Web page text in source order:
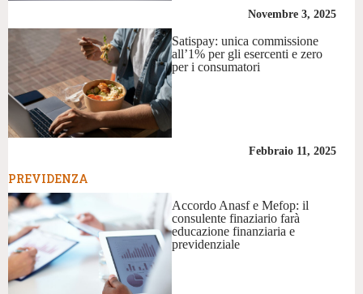
Novembre 3, 2025
Satispay: unica commissione
all’1% per gli esercenti e zero
per i consumatori
Febbraio 11, 2025
PREVIDENZA
Accordo Anasf e Mefop: il
consulente finaziario farà
educazione finanziaria e
previdenziale